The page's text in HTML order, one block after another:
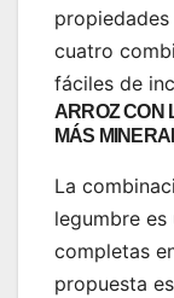
cuatro
fáciles de
ARROZ CON
MÁS
La
legumbre
completas
propuesta